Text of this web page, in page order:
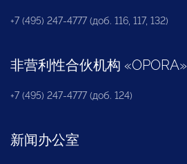
+7 (495) 247-4777 (доб. 116, 117, 132)
非营利性合伙机构 «OPORA»
+7 (495) 247-4777 (доб. 124)
新闻办公室